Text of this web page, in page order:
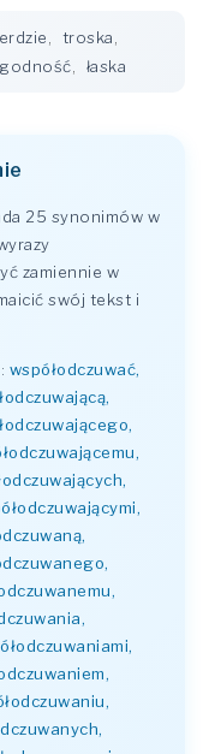
troska
łaska
25 synonimów w
zamiennie w
swój tekst i
współodczuwać,